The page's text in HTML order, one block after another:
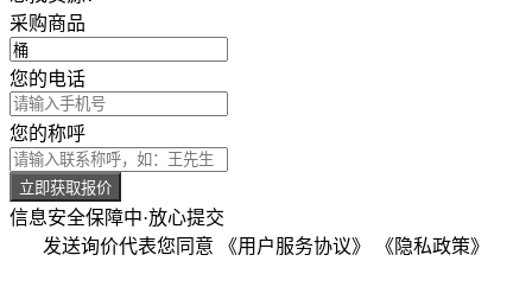
采购商品
您的电话
您的称呼
立即获取报价
信息安全保障中·放心提交
发送询价代表您同意 《用户服务协议》 《隐私政策》